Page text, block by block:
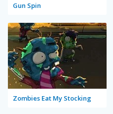
Gun Spin
Zombies Eat My Stocking